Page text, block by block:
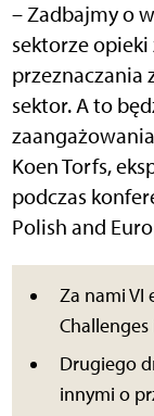
– Zadbajmy o
sektorze
przeznaczania
sektor. A to
Koen Torfs,
podczas
Polish and
Za nami VI
Drugiego
innymi o